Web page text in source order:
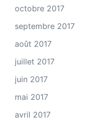
octobre 2017
septembre 2017
août 2017
juillet 2017
juin 2017
mai 2017
avril 2017